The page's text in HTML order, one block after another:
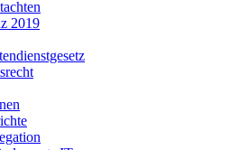
2019